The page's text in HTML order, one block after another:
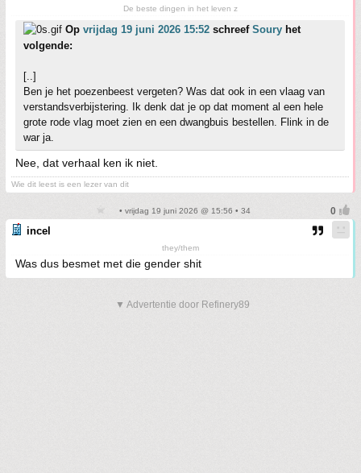
De beste dingen in het leven z
Op vrijdag 19 juni 2026 15:52 schreef Soury het
volgende:
[..]
Ben je het poezenbeest vergeten? Was dat ook in een vlaag van
verstandsverbijstering. Ik denk dat je op dat moment al een hele
grote rode vlag moet zien en een dwangbuis bestellen. Flink in de
war ja.
Nee, dat verhaal ken ik niet.
Wie dit leest is een lezer van dit
• vrijdag 19 juni 2026 @ 15:56 • 34
incel
they/them
Was dus besmet met die gender shit
▼ Advertentie door Refinery89